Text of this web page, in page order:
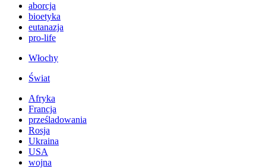
aborcja
bioetyka
eutanazja
pro-life
Włochy
Świat
Afryka
Francja
prześladowania
Rosja
Ukraina
USA
wojna